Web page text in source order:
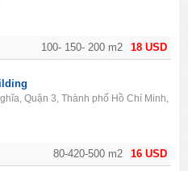
18 USD
100- 150- 200 m2
16 USD
80-420-500 m2
Quận 3, Thành phố Hồ Chí Minh,